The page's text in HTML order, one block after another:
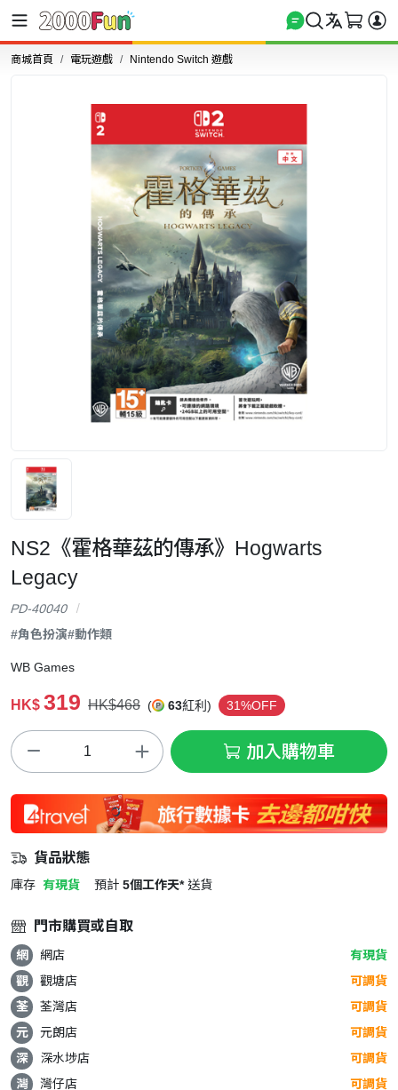
商城首頁 電玩遊戲 Nintendo Switch 遊戲
NS2《霍格華茲的傳承》Hogwarts
Legacy
PD-40040
#角色扮演#動作類
WB Games
HK$ 319 HK$468 ( 63紅利) 31%OFF
加入購物車
貨品狀態
庫存 有現貨 預計 5個工作天* 送貨
門市購買或自取
網 網店
有現貨
觀
觀塘店
可調貨
荃
荃灣店
可調貨
元
元朗店
可調貨
深
深水埗店
可調貨
灣
灣仔店
可調貨